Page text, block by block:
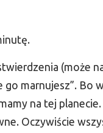
(może
go marnujesz”. Bo
na tej
Oczywiście